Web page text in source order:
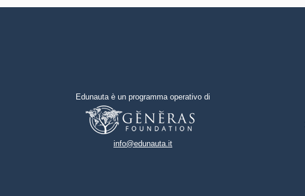
Capacità di essere proattivi e
Capacità di motivare gli altri e
valorizzare le loro idee, di
provare empatia
Edunauta è un programma operativo di
info@edunauta.it